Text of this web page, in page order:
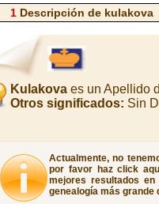
1Descripción de kulakova
Kulakova es un Apellido
Otros significados: Sin
Actualmente, no
por favor haz click
mejores resultados
genealogía más grande